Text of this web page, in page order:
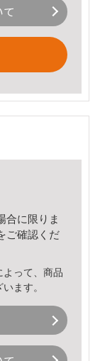
合に限りま
ご確認くだ
って、商品
ます。